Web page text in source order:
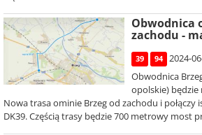
Obwodnica
zachodu -
39 94
2024-
Obwodnica
opolskie) będzie
Nowa trasa ominie Brzeg od zachodu i połączy
DK39. Częścią trasy będzie 700 metrowy most